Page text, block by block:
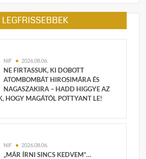
LEGFRISSEBBEK
NIF 2026.08.06.
NE FIRTASSUK, KI DOBOTT
ATOMBOMBÁT HIROSIMÁRA ÉS
NAGASZAKIRA – HADD HIGGYE AZ
HOGY MAGÁTÓL POTTYANT LE!
NIF 2026.08.06.
„MÁR ÍRNI SINCS KEDVEM”…